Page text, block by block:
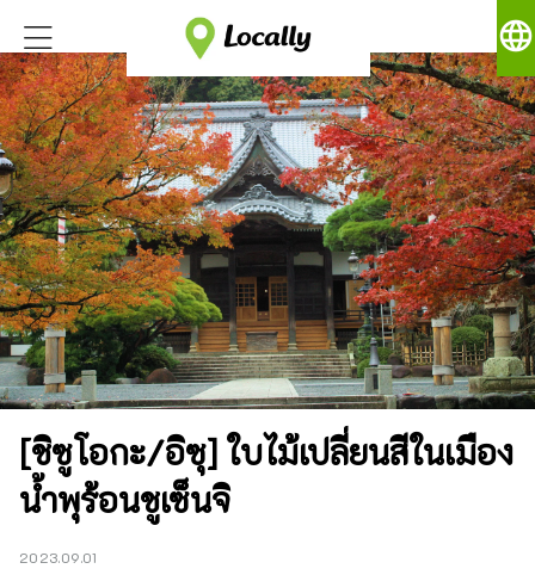
language
[ชิซูโอกะ/อิซุ] ใบไม้เปลี่ยนสีในเมือง
น้ำพุร้อนชูเซ็นจิ
2023.09.01